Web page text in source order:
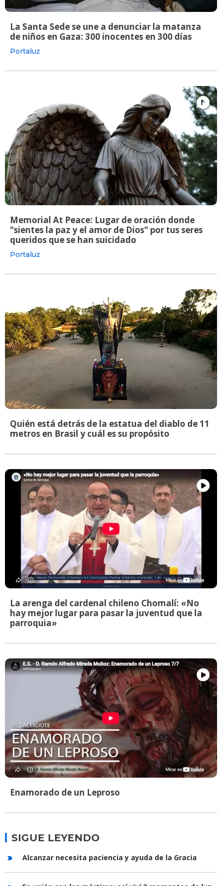
La Santa Sede se une a denunciar la matanza
de niños en Gaza: 300 inocentes en 300 días
Portaluz
Memorial At Peace: Lugar de oración donde
"sientes la paz y el amor de Dios" por tus seres
queridos que se han suicidado
Portaluz
Quién está detrás de la estatua del diablo de 11
metros en Brasil y cuál es su propósito
La arenga del cardenal chileno Chomalí: «No
hay mejor lugar para pasar la juventud que la
parroquia»
Enamorado de un Leproso
SIGUE LEYENDO
Alcanzar necesita paciencia y ayuda de la Gracia